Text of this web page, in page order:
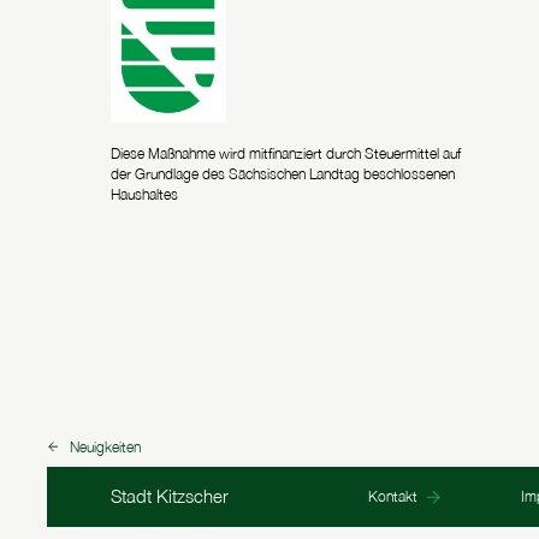
Diese Maßnahme wird mitfinanziert durch Steuermittel auf
der Grundlage des Sächsischen Landtag beschlossenen
Haushaltes
zurück zu:
Neuigkeiten
Fußbereich Informationen
Stadt Kitzscher Kontakt